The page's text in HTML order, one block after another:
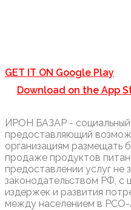
GET IT ON Google Play
Download on the App
ИРОН БАЗАР -
предоставляющий
организациям размещать
продаже продуктов
предоставлении услуг не
законодательством РФ, с
издержек и развития
между населением в РСО-